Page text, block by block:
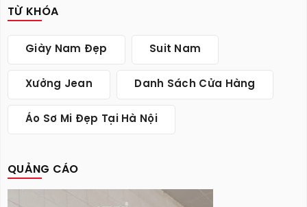
TỪ KHÓA
Giày Nam Đẹp Suit Nam
Xưởng Jean Danh Sách Cửa Hàng
Áo Sơ Mi Đẹp Tại Hà Nội
QUẢNG CÁO